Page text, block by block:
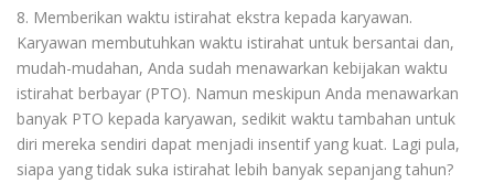
8. Memberikan waktu istirahat ekstra kepada karyawan.
Karyawan membutuhkan waktu istirahat untuk bersantai dan,
mudah-mudahan, Anda sudah menawarkan kebijakan waktu
istirahat berbayar (PTO). Namun meskipun Anda menawarkan
banyak PTO kepada karyawan, sedikit waktu tambahan untuk
diri mereka sendiri dapat menjadi insentif yang kuat. Lagi pula,
siapa yang tidak suka istirahat lebih banyak sepanjang tahun?